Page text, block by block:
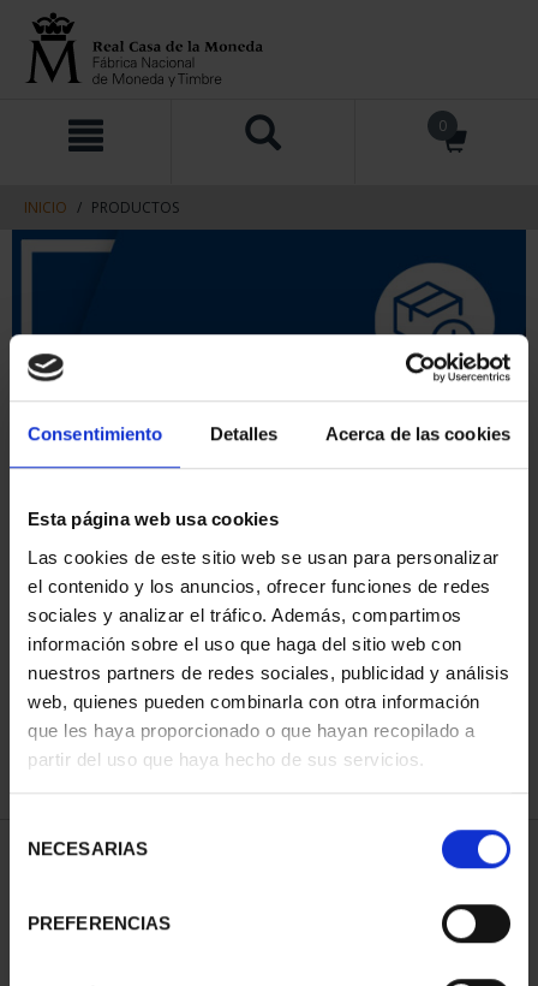
Consentimiento Detalles Acerca de las cookies
Esta página web usa cookies
Las cookies de este sitio web se usan para personalizar
el contenido y los anuncios, ofrecer funciones de redes
sociales y analizar el tráfico. Además, compartimos
información sobre el uso que haga del sitio web con
nuestros partners de redes sociales, publicidad y análisis
web, quienes pueden combinarla con otra información
que les haya proporcionado o que hayan recopilado a
partir del uso que haya hecho de sus servicios.
NECESARIAS
PREFERENCIAS
contenido
navegacin
0
INICIO PRODUCTOS
ORDENAR POR:
REFINAR
2 Productos encontrados